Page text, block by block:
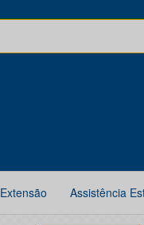
Extensão Assistência